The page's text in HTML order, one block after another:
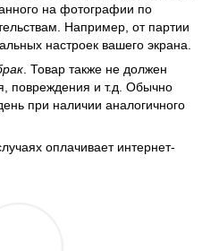
на фотографии по
Например, от партии
настроек вашего экрана.
. Товар также не должен
повреждения и т.д. Обычно
при наличии аналогичного
оплачивает интернет-